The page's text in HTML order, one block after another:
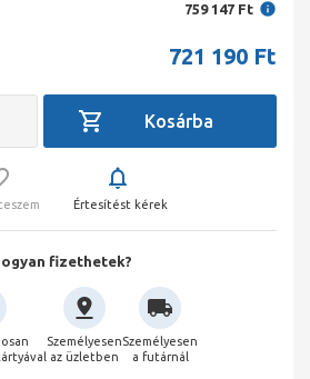
759 147 Ft
721 190 Ft
Értesítést kérek
fizethetek?
Személyesen
az üzletben
Személyesen
a futárnál